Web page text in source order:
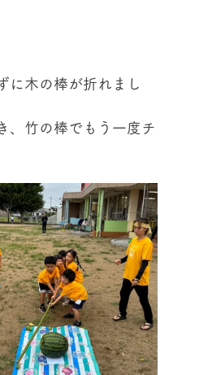
に木の棒が折れまし
、竹の棒でもう一度チ